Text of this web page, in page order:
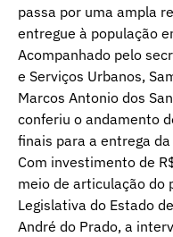
passa por uma ampla
entregue à população
Acompanhado pelo
e Serviços Urbanos,
Marcos Antonio dos
conferiu o andamento
finais para a entrega da
Com investimento de
meio de articulação do
Legislativa do Estado
André do Prado, a